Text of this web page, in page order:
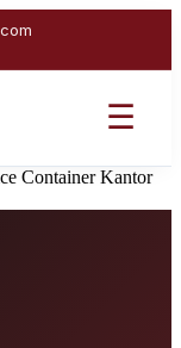
☰
Container Kantor